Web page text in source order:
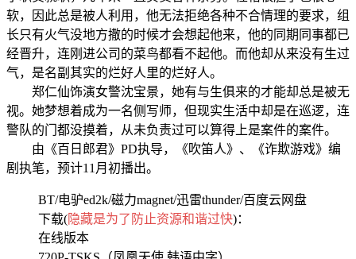
软，因此总是被人利用，他无法拒绝各种不合情理的要求，组
长只有火气没地方撒的时候才会想起他来，他的同期同事都已
经晋升，连刚进公司的菜鸟都看不起他。而他却从来没有生过
气，是名副其实的烂好人里的烂好人。
郑仁仙饰演女警沈宝景，她有与生俱来的才能却总是被无
视。她梦想着成为一名侧写师，但现实生活中却是在巡逻，连
警队的门都没摸着，从未负责过可以算得上是案件的案件。
由《百日郎君》PD执导，《吹笛人》、《诈欺游戏》编
剧执笔，预计11月初播出。
BT/电驴ed2k/磁力magnet/迅雷thunder/百度云网盘
下载(隐藏是为了防止资源和谐过快)：
在线版本